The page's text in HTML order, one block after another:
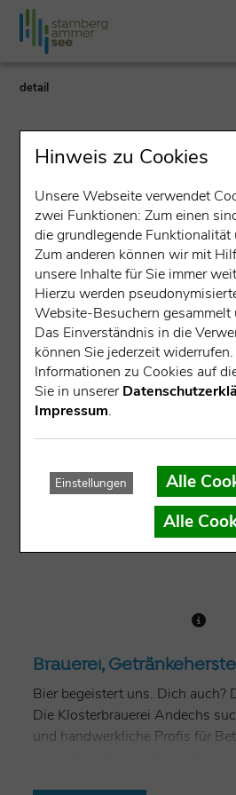
detail
Lokales Unternehmen
Andechser
Bergstraße 2, 82346
Ausbildung
Brauerei,
Bier begeistert uns. Dich auch?
Die Klosterbrauerei Andechs
und handwerkliche Profis für
Hinweis zu Cookies
Unsere Webseite verwendet
zwei Funktionen: Zum einen
die grundlegende Funktionalität
Zum anderen können wir mit
unsere Inhalte für Sie immer
Hierzu werden
Website-Besuchern gesammelt
Das Einverständnis in die
können Sie jederzeit
Informationen zu Cookies auf
Sie in unserer
Impressum.
Einstellungen
Alle
Alle